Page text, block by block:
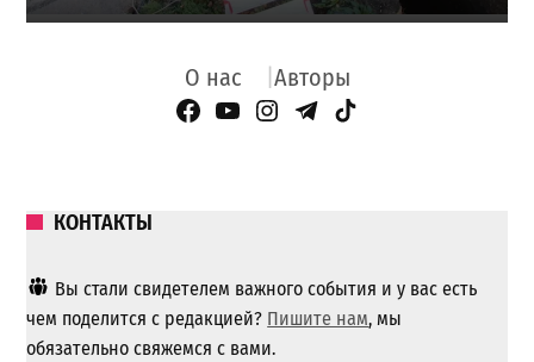
О нас Авторы
Facebook Page
YouTube
Instagram
Telegram
TikTok
КОНТАКТЫ
Вы стали свидетелем важного события и у вас есть
чем поделится с редакцией? Пишите нам, мы
обязательно свяжемся с вами.